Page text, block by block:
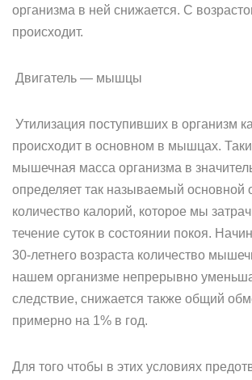
организма в ней снижается. С
происходит.
Двигатель — мышцы
Утилизация поступивших в организм
происходит в основном в мышцах.
мышечная масса организма в
определяет так называемый основной
количество калорий, которое мы
течение суток в состоянии покоя.
30-летнего возраста количество
нашем организме непрерывно
следствие, снижается также общий
примерно на 1% в год.
Для того чтобы в этих условиях